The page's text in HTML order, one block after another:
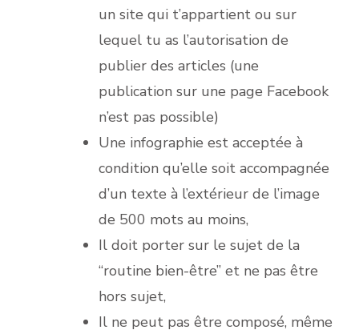
un site qui t’appartient ou sur
lequel tu as l’autorisation de
publier des articles (une
publication sur une page Facebook
n’est pas possible)
Une infographie est acceptée à
condition qu’elle soit accompagnée
d’un texte à l’extérieur de l’image
de 500 mots au moins,
Il doit porter sur le sujet de la
“routine bien-être” et ne pas être
hors sujet,
Il ne peut pas être composé, même